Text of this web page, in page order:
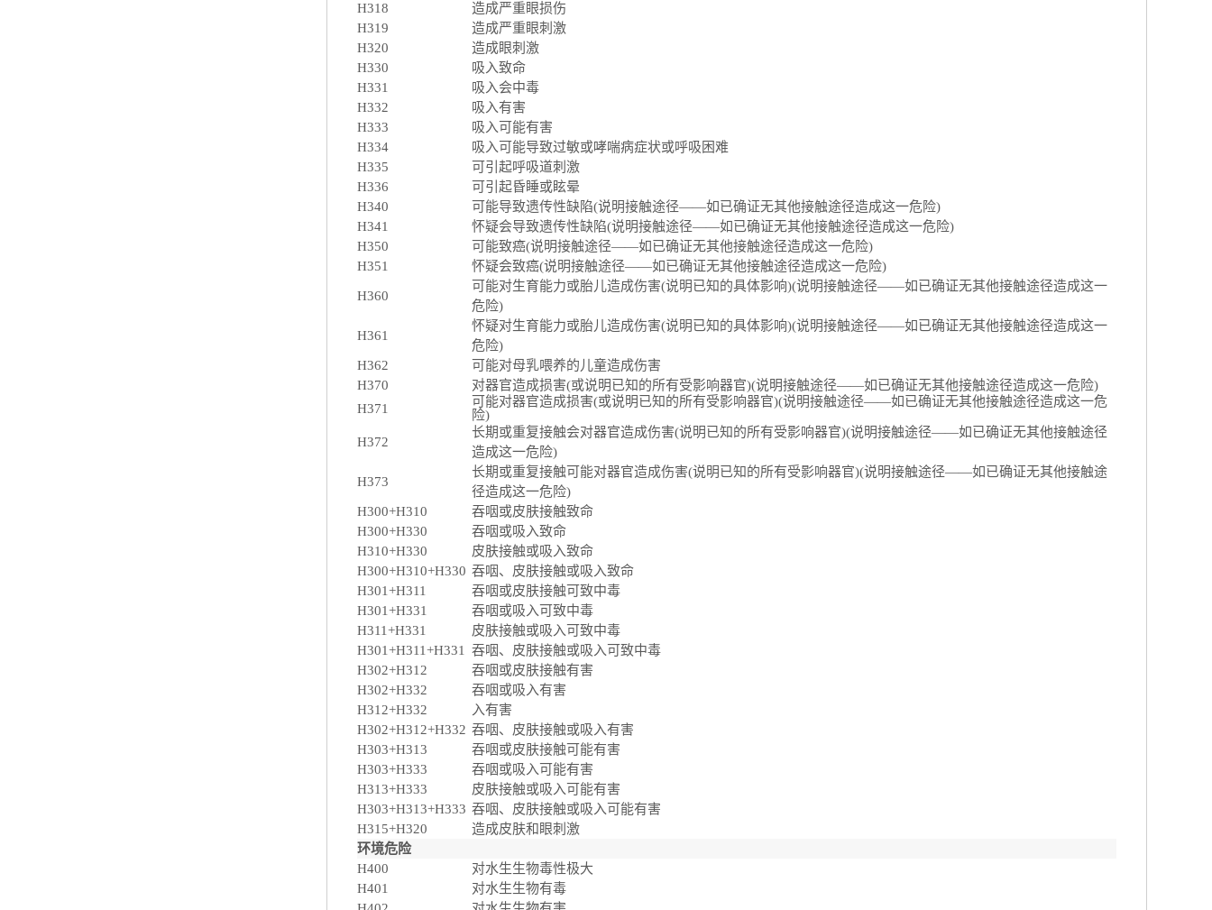
H318
造成严重眼损伤
H319
造成严重眼刺激
H320
造成眼刺激
H330
吸入致命
H331
吸入会中毒
H332
吸入有害
H333
吸入可能有害
H334
吸入可能导致过敏或哮喘病症状或呼吸困难
H335
可引起呼吸道刺激
H336
可引起昏睡或眩晕
H340
可能导致遗传性缺陷(说明接触途径――如已确证无其他接触途径造成这一危险)
H341
怀疑会导致遗传性缺陷(说明接触途径――如已确证无其他接触途径造成这一危险)
H350
可能致癌(说明接触途径――如已确证无其他接触途径造成这一危险)
H351
怀疑会致癌(说明接触途径――如已确证无其他接触途径造成这一危险)
H360
可能对生育能力或胎儿造成伤害(说明已知的具体影响)(说明接触途径――如已确证无其他接触途径造成这一
危险)
H361
怀疑对生育能力或胎儿造成伤害(说明已知的具体影响)(说明接触途径――如已确证无其他接触途径造成这一
危险)
H362
可能对母乳喂养的儿童造成伤害
H370
对器官造成损害(或说明已知的所有受影响器官)(说明接触途径――如已确证无其他接触途径造成这一危险)
H371
可能对器官造成损害(或说明已知的所有受影响器官)(说明接触途径――如已确证无其他接触途径造成这一危
险)
H372
长期或重复接触会对器官造成伤害(说明已知的所有受影响器官)(说明接触途径――如已确证无其他接触途径
造成这一危险)
H373
长期或重复接触可能对器官造成伤害(说明已知的所有受影响器官)(说明接触途径――如已确证无其他接触途
径造成这一危险)
H300+H310
吞咽或皮肤接触致命
H300+H330
吞咽或吸入致命
H310+H330
皮肤接触或吸入致命
H300+H310+H330 吞咽、皮肤接触或吸入致命
H301+H311
吞咽或皮肤接触可致中毒
H301+H331
吞咽或吸入可致中毒
H311+H331
皮肤接触或吸入可致中毒
H301+H311+H331
吞咽、皮肤接触或吸入可致中毒
H302+H312
吞咽或皮肤接触有害
H302+H332
吞咽或吸入有害
H312+H332
入有害
H302+H312+H332 吞咽、皮肤接触或吸入有害
H303+H313
吞咽或皮肤接触可能有害
H303+H333
吞咽或吸入可能有害
H313+H333
皮肤接触或吸入可能有害
H303+H313+H333 吞咽、皮肤接触或吸入可能有害
H315+H320
造成皮肤和眼刺激
环境危险
H400
对水生生物毒性极大
H401
对水生生物有毒